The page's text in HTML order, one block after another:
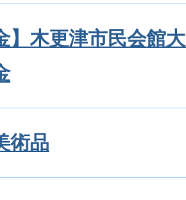
】木更津市民会館
術品